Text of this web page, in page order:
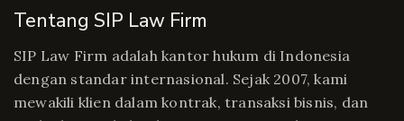
Tentang SIP Law Firm
SIP Law Firm adalah kantor hukum di Indonesia
dengan standar internasional. Sejak 2007, kami
mewakili klien dalam kontrak, transaksi bisnis, dan